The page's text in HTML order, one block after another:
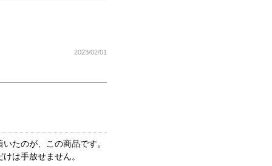
2023/02/01
たのが、この商品です。
は手放せません。